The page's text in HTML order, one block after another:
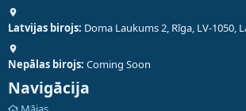
Latvijas birojs: Doma Laukums 2, Rīga, LV-1050,
Nepālas birojs: Coming Soon
Navigācija